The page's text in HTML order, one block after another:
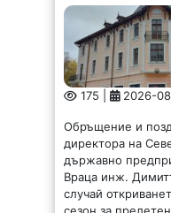
Обръщение и
директора на
държавно
Враца инж.
случай
сезон за
Уважаеми ловци,
служители на
горските...